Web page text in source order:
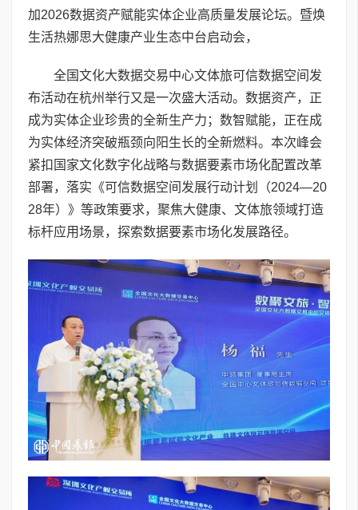
加2026数据资产赋能实体企业高质量发展论坛。暨焕
生活热娜思大健康产业生态中台启动会，
全国文化大数据交易中心文体旅可信数据空间发
布活动在杭州举行又是一次盛大活动。数据资产，正
成为实体企业珍贵的全新生产力；数智赋能，正在成
为实体经济突破瓶颈向阳生长的全新燃料。本次峰会
紧扣国家文化数字化战略与数据要素市场化配置改革
部署，落实《可信数据空间发展行动计划（2024—20
28年）》等政策要求，聚焦大健康、文体旅领域打造
标杆应用场景，探索数据要素市场化发展路径。